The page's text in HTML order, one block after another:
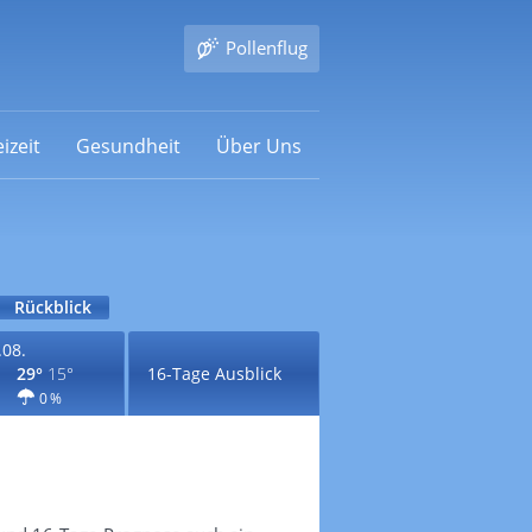
Pollenflug
Gesundheit Über Uns
Rückblick
29° 15°
0 %
16-Tage Ausblick